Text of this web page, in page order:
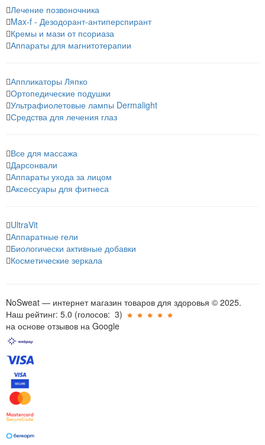
Лечение позвоночника
Max-f - Дезодорант-антиперспирант
Кремы и мази от псориаза
Аппараты для магнитотерапии
Аппликаторы Ляпко
Ортопедические подушки
Ультрафиолетовые лампы Dermalight
Средства для лечения глаз
Все для массажа
Дарсонвали
Аппараты ухода за лицом
Аксессуары для фитнеса
UltraVit
Аппаратные гели
Биологически активные добавки
Косметические зеркала
NoSweat — интернет магазин товаров для здоровья © 2025.
Наш рейтинг: 5.0 (голосов: 3)
на основе отзывов на Google